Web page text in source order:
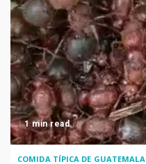
1 min read
COMIDA TÍPICA DE GUATEMALA